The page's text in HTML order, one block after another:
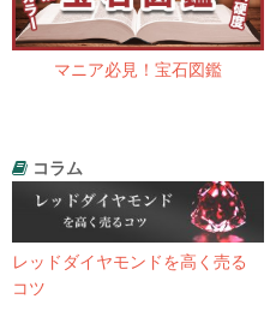
マニア必見！宝石図鑑
コラム
レッドダイヤモンドを高く売る
コツ